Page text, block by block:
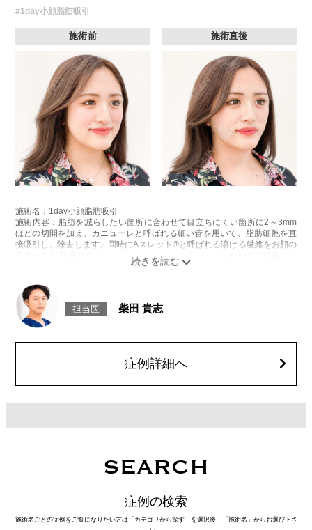
#1day小顔脂肪吸引
施術前 施術直後
施術名：1day小顔脂肪吸引
施術内容：脂肪を減らしたい箇所に合わせて目立ちにくい箇所に2～3mm
ほどの切開を加え、カニューレと呼ばれる細い管を用いて、脂肪細胞を直
接吸引し、除去します。同時にAスレッド®と呼ばれる溶ける繊維をお顔の
目立たない部分から皮下へ挿入し、皮膚を内側から引き上げて固定しま
リスク、副作用：赤み、熱感、痛み、しびれ、むくみ、内出血、引き攣れ
感などが術後一時的に生じることがございます。また、稀に貧血、細菌感
染症、左右差、施術箇所の知覚鈍麻、ぼこつき、硬結、瘢痕化、色素沈
着、脂肪塞栓、皮膚のよれ、繊維の突出などを生じることがございます。
顔の脂肪吸引箇所の追加 1ヶ所ごと+162,800円(税込)
オプション：笑気麻酔 3,300円(税込)
担当医 柴田 貴志
症例詳細へ
SEARCH
症例の検索
施術名ごとの症例をご覧になりたい方は「カテゴリから探す」を選択後、「施術名」からお選び下さ